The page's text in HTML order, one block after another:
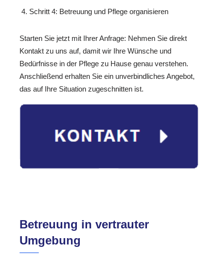
Schritt 4: Betreuung und Pflege organisieren
Starten Sie jetzt mit Ihrer Anfrage: Nehmen Sie direkt
Kontakt zu uns auf, damit wir Ihre Wünsche und
Bedürfnisse in der Pflege zu Hause genau verstehen.
Anschließend erhalten Sie ein unverbindliches Angebot,
das auf Ihre Situation zugeschnitten ist.
Betreuung in vertrauter
Umgebung